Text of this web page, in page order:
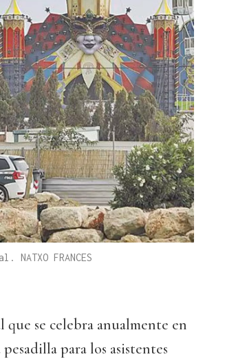
FRANCES
se celebra anualmente en
para los asistentes